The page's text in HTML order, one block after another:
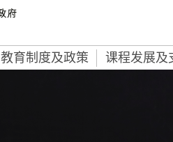
教育制度及政策 课程发展及